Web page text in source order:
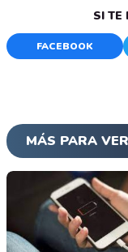
SI TE
FACEBOOK
MÁS PARA VER